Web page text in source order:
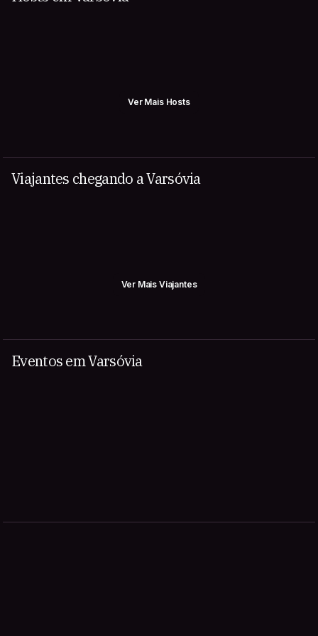
Ver Mais Hosts
Viajantes chegando a Varsóvia
Ver Mais Viajantes
Eventos em Varsóvia